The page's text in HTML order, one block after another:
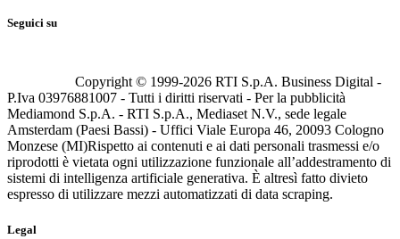
Seguici su
Copyright © 1999-2026 RTI S.p.A. Business Digital -
P.Iva 03976881007 - Tutti i diritti riservati - Per la pubblicità
Mediamond S.p.A. - RTI S.p.A., Mediaset N.V., sede legale
Amsterdam (Paesi Bassi) - Uffici Viale Europa 46, 20093 Cologno
Monzese (MI)Rispetto ai contenuti e ai dati personali trasmessi e/o
riprodotti è vietata ogni utilizzazione funzionale all’addestramento di
sistemi di intelligenza artificiale generativa. È altresì fatto divieto
espresso di utilizzare mezzi automatizzati di data scraping.
Legal